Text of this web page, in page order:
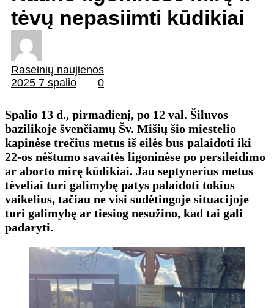
tėvų nepasiimti kūdikiai
Raseinių naujienos
2025 7 spalio
0
Spalio 13 d., pirmadienį, po 12 val. Šiluvos
bazilikoje švenčiamų Šv. Mišių šio miestelio
kapinėse trečius metus iš eilės bus palaidoti iki
22-os nėštumo savaitės ligoninėse po persileidimo
ar aborto mirę kūdikiai. Jau septynerius metus
tėveliai turi galimybę patys palaidoti tokius
vaikelius, tačiau ne visi sudėtingoje situacijoje
turi galimybę ar tiesiog nesužino, kad tai gali
padaryti.